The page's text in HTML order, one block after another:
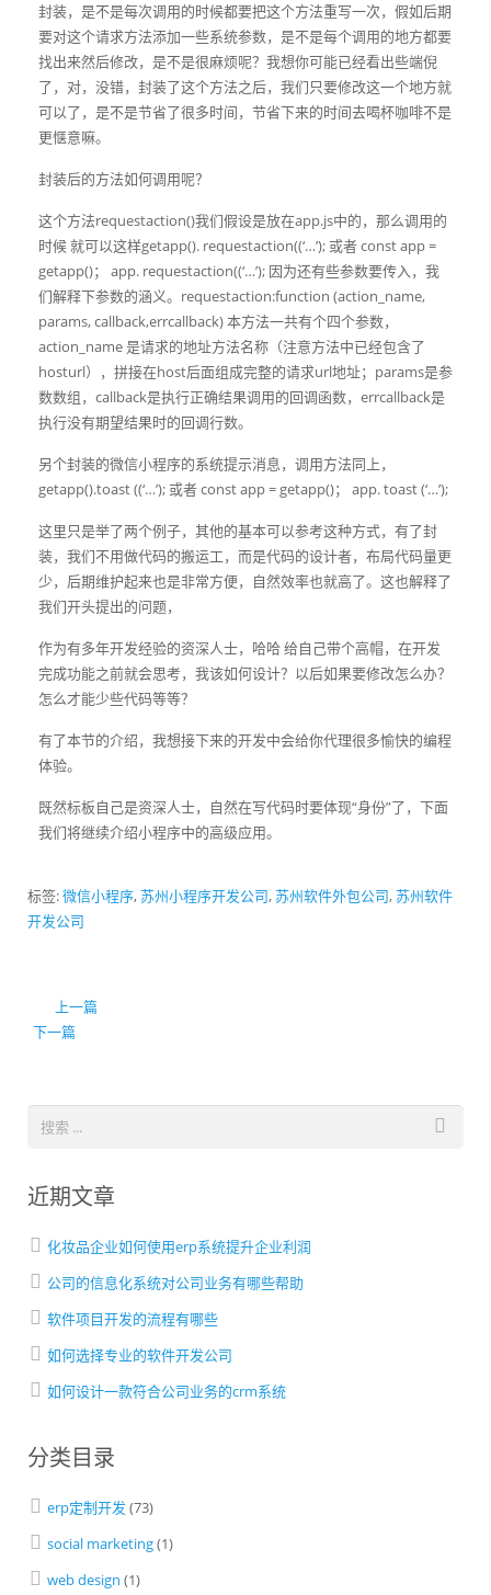
封装，是不是每次调用的时候都要把这个方法重写一次，假如后期
要对这个请求方法添加一些系统参数，是不是每个调用的地方都要
找出来然后修改，是不是很麻烦呢？我想你可能已经看出些端倪
了，对，没错，封装了这个方法之后，我们只要修改这一个地方就
可以了，是不是节省了很多时间，节省下来的时间去喝杯咖啡不是
更惬意嘛。
封装后的方法如何调用呢？
这个方法requestaction()我们假设是放在app.js中的，那么调用的
时候 就可以这样getapp(). requestaction((‘…’); 或者 const app =
getapp()； app. requestaction((‘…’); 因为还有些参数要传入，我
们解释下参数的涵义。requestaction:function (action_name,
params, callback,errcallback) 本方法一共有个四个参数，
action_name 是请求的地址方法名称（注意方法中已经包含了
hosturl），拼接在host后面组成完整的请求url地址；params是参
数数组，callback是执行正确结果调用的回调函数，errcallback是
执行没有期望结果时的回调行数。
另个封装的微信小程序的系统提示消息，调用方法同上，
getapp().toast ((‘…’); 或者 const app = getapp()； app. toast (‘…’);
这里只是举了两个例子，其他的基本可以参考这种方式，有了封
装，我们不用做代码的搬运工，而是代码的设计者，布局代码量更
少，后期维护起来也是非常方便，自然效率也就高了。这也解释了
我们开头提出的问题，
作为有多年开发经验的资深人士，哈哈 给自己带个高帽，在开发
完成功能之前就会思考，我该如何设计？以后如果要修改怎么办？
怎么才能少些代码等等？
有了本节的介绍，我想接下来的开发中会给你代理很多愉快的编程
体验。
既然标板自己是资深人士，自然在写代码时要体现“身份”了，下面
我们将继续介绍小程序中的高级应用。
标签:微信小程序,苏州小程序开发公司,苏州软件外包公司,苏州软件
开发公司
上一篇
下一篇
近期文章
化妆品企业如何使用erp系统提升企业利润
公司的信息化系统对公司业务有哪些帮助
软件项目开发的流程有哪些
如何选择专业的软件开发公司
如何设计一款符合公司业务的crm系统
分类目录
erp定制开发 (73)
social marketing(1)
web design (1)